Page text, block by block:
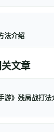
法介绍
文章
游》残局战打法